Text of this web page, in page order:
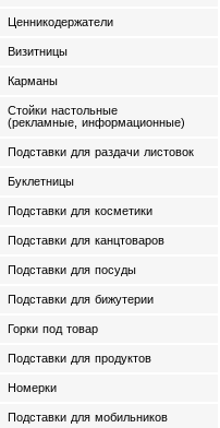
Ценникодержатели
Визитницы
Карманы
Стойки настольные
(рекламные, информационные)
Подставки для раздачи листовок
Буклетницы
Подставки для косметики
Подставки для канцтоваров
Подставки для посуды
Подставки для бижутерии
Горки под товар
Подставки для продуктов
Номерки
Подставки для мобильников